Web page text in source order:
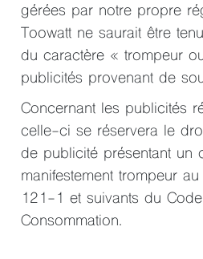
gérées par notre propre
Toowatt ne saurait être
du caractère « trompeur
publicités provenant de
Concernant les publicités
celle-ci se réservera le
de publicité présentant un
manifestement trompeur
121-1 et suivants du
Consommation.